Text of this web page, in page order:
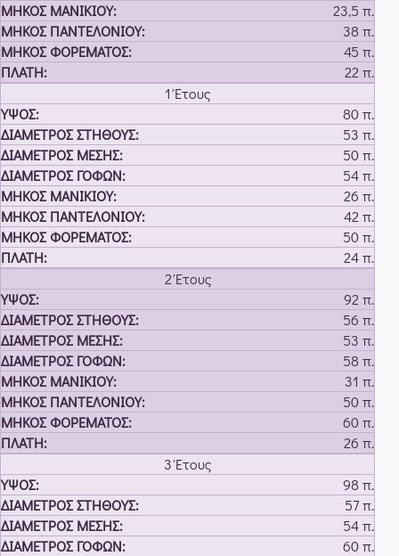
23,5 π.
38 π.
45 π.
22 π.
1 Έτους
80 π.
53 π.
50 π.
54 π.
26 π.
42 π.
50 π.
24 π.
2 Έτους
92 π.
56 π.
53 π.
58 π.
31 π.
50 π.
60 π.
26 π.
3 Έτους
98 π.
57 π.
54 π.
60 π.